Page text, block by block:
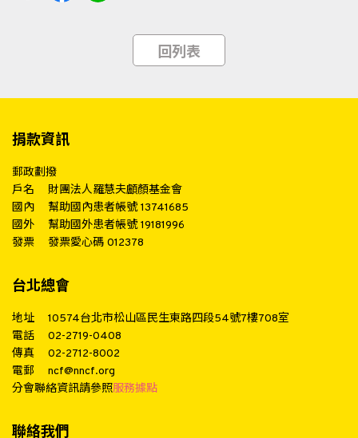
回列表
捐款資訊
郵政劃撥
戶名
財團法人羅慧夫顱顏基金會
國內
幫助國內患者帳號 13741685
國外
幫助國外患者帳號 19181996
發票
發票愛心碼 012378
台北總會
地址
10574台北市松山區民生東路四段54號7樓708室
電話
02-2719-0408
傳真
02-2712-8002
電郵
ncf@nncf.org
分會聯絡資訊請參照服務據點
聯絡我們